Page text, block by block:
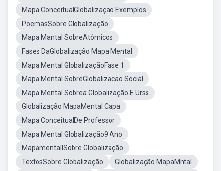
Mapa ConceitualGlobalizaçao Exemplos
PoemasSobre Globalização
Mapa Mantal SobreAtômicos
Fases DaGlobalização Mapa Mental
Mapa Mental GlobalizaçãoFase 1
Mapa Mental SobreGlobalizacao Social
Mapa Mental Sobrea Globalização E Urss
Globalização MapaMental Capa
Mapa ConceitualDe Professor
Mapa Mental Globalização9 Ano
MapamentallSobre Globalização
TextosSobre Globalização
Globalização MapaMntal